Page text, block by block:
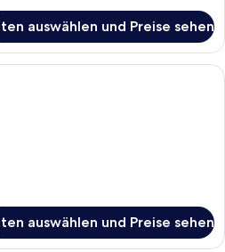
auswählen und Preise sehen
Ein Hotelzimmer mit zwei Betten,
auswählen und Preise sehen